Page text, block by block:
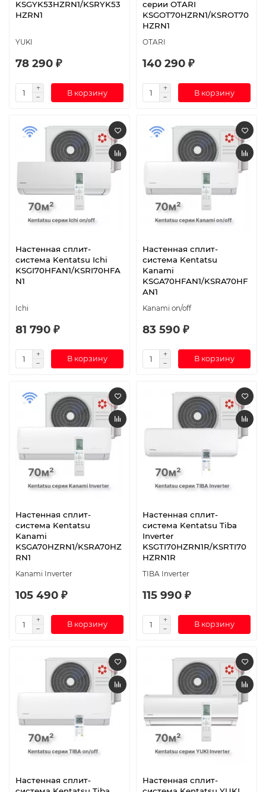
KSGYK53HZRN1/KSRYK53
HZRN1
YUKI
78 290 ₽
В корзину
серии OTARI
KSGOT70HZRN1/KSROT70
HZRN1
OTARI
140 290 ₽
В корзину
Настенная сплит-
система Kentatsu Ichi
KSGI70HFAN1/KSRI70HFA
N1
Ichi
81 790 ₽
В корзину
Настенная сплит-
система Kentatsu
Kanami
KSGA70HFAN1/KSRA70HF
AN1
Kanami on/off
83 590 ₽
В корзину
Настенная сплит-
система Kentatsu
Kanami
KSGA70HZRN1/KSRA70HZ
RN1
Kanami Inverter
105 490 ₽
В корзину
Настенная сплит-
система Kentatsu Tiba
Inverter
KSGTI70HZRN1R/KSRTI70
HZRN1R
TIBA Inverter
115 990 ₽
В корзину
Настенная сплит-
Настенная сплит-